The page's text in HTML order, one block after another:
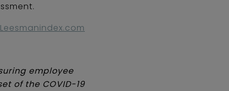
Leesmanindex.com
employee
of the COVID-19